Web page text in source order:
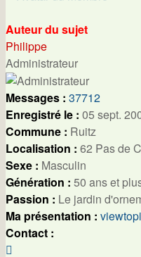
Auteur du sujet
Philippe
Administrateur
Messages : 37712
Enregistré le : 05 sept.
Commune : Ruitz
Localisation : 62 Pas de
Sexe : Masculin
Génération : 50 ans et
Passion : Le jardin
Ma présentation :
Contact :